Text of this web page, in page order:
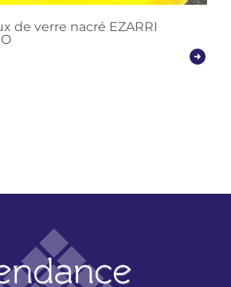
de verre nacré EZARRI